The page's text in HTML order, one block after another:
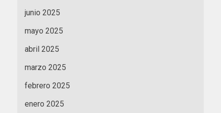
junio 2025
mayo 2025
abril 2025
marzo 2025
febrero 2025
enero 2025